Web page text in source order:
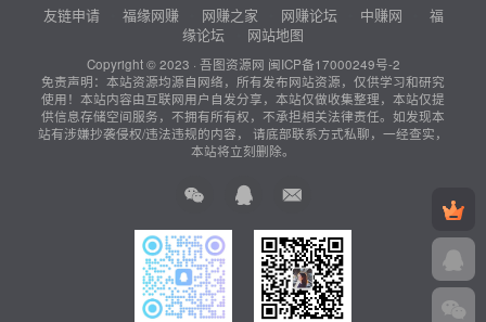
友链申请 福缘网赚 网赚之家 网赚论坛 中赚网
福
缘论坛
网站地图
Copyright © 2023 · 吾图资源网 闽ICP备17000249号-2
免责声明：本站资源均源自网络，所有发布网站资源，仅供学习和研究
使用！本站内容由互联网用户自发分享，本站仅做收集整理，本站仅提
供信息存储空间服务，不拥有所有权，不承担相关法律责任。如发现本
站有涉嫌抄袭侵权/违法违规的内容， 请底部联系方式私聊，一经查实，
本站将立刻删除。